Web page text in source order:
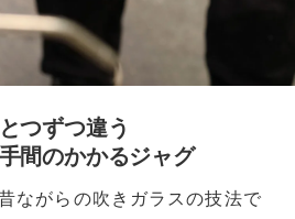
つずつ違う
間のかかるジャグ
ながらの吹きガラスの技法で